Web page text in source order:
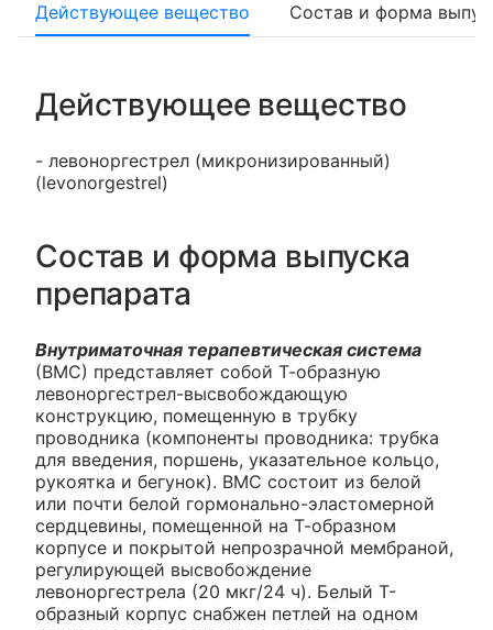
Действующее вещество Состав и форма
Действующее вещество
- левоноргестрел (микронизированный)
(levonorgestrel)
Состав и форма выпуска
препарата
Внутриматочная терапевтическая система
(ВМС) представляет собой Т-образную
левоноргестрел-высвобождающую
конструкцию, помещенную в трубку
проводника (компоненты проводника: трубка
для введения, поршень, указательное кольцо,
рукоятка и бегунок). ВМС состоит из белой
или почти белой гормонально-эластомерной
сердцевины, помещенной на Т-образном
корпусе и покрытой непрозрачной мембраной,
регулирующей высвобождение
левоноргестрела (20 мкг/24 ч). Белый Т-
образный корпус снабжен петлей на одном